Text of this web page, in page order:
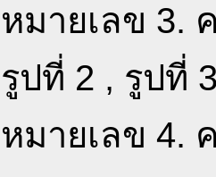
หมายเลข 3.
รูปที่ 2 , รูปที่
หมายเลข 4.